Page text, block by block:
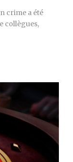
crime a été
collègues,